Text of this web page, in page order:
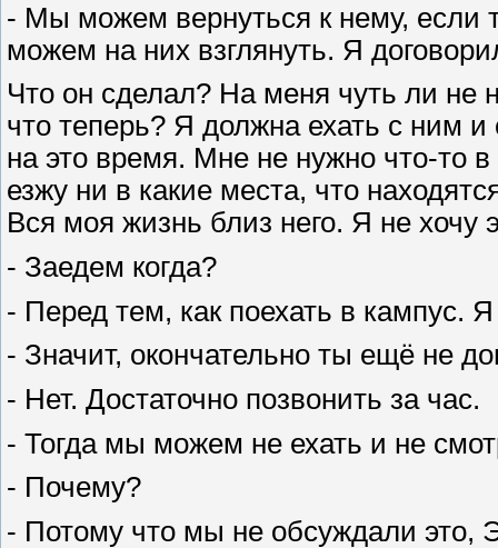
- Мы можем вернуться к нему, если
можем на них взглянуть. Я
Что он сделал? На меня чуть ли не
что теперь? Я должна ехать с ним
на это время. Мне не нужно что-то
езжу ни в какие места, что
Вся моя жизнь близ него. Я не хочу
- Заедем когда?
- Перед тем, как поехать в кампус.
- Значит, окончательно ты ещё не
- Нет. Достаточно позвонить за час.
- Тогда мы можем не ехать и не
- Почему?
- Потому что мы не обсуждали это,